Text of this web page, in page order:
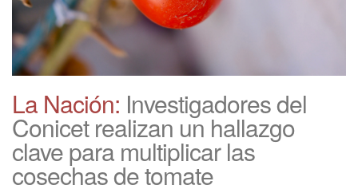
La Nación: Investigadores del
Conicet realizan un hallazgo
clave para multiplicar las
cosechas de tomate